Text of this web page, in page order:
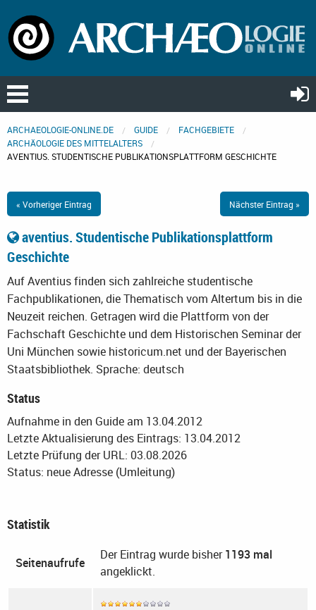
ARCHAEOLOGIE-ONLINE.DE GUIDE
FACHGEBIETE
ARCHÄOLOGIE DES MITTELALTERS
AVENTIUS. STUDENTISCHE PUBLIKATIONSPLATTFORM GESCHICHTE
« Vorheriger Eintrag Nächster Eintrag »
aventius. Studentische Publikationsplattform
Geschichte
Auf Aventius finden sich zahlreiche studentische
Fachpublikationen, die Thematisch vom Altertum bis in die
Neuzeit reichen. Getragen wird die Plattform von der
Fachschaft Geschichte und dem Historischen Seminar der
Uni München sowie historicum.net und der Bayerischen
Staatsbibliothek. Sprache: deutsch
Status
Aufnahme in den Guide am 13.04.2012
Letzte Aktualisierung des Eintrags: 13.04.2012
Letzte Prüfung der URL: 03.08.2026
Status: neue Adresse (Umleitung)
Statistik
Seitenaufrufe
Der Eintrag wurde bisher1193 mal
angeklickt.